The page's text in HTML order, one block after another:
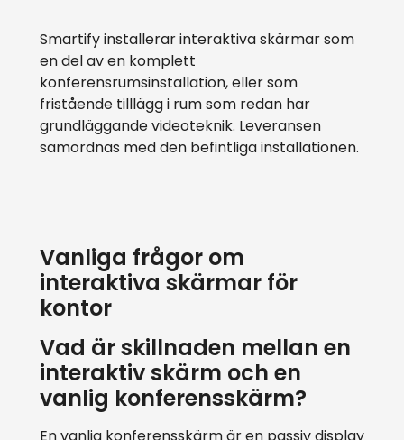
Smartify installerar interaktiva skärmar som
en del av en komplett
konferensrumsinstallation, eller som
fristående tilllägg i rum som redan har
grundläggande videoteknik. Leveransen
samordnas med den befintliga installationen.
Vanliga frågor om
interaktiva skärmar för
kontor
Vad är skillnaden mellan en
interaktiv skärm och en
vanlig konferensskärm?
En vanlig konferensskärm är en passiv display